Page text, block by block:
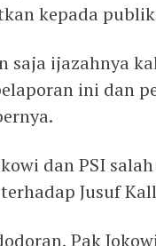
kepada
saja ijazahnya
ini dan
dan PSI
Jusuf
Pak